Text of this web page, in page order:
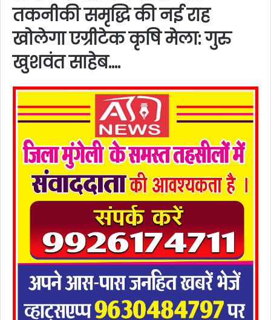
तकनीकी समृद्धि की नई राह
खोलेगा एग्रीटेक कृषि मेला: गुरु
खुशवंत साहेब….